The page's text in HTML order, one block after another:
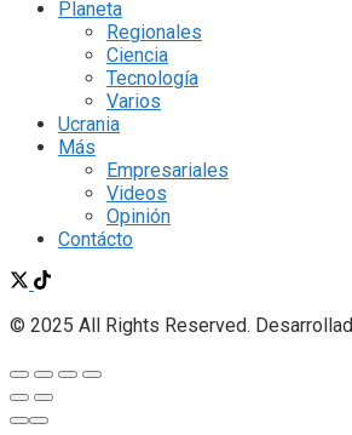
Planeta
Regionales
Ciencia
Tecnología
Varios
Ucrania
Más
Empresariales
Videos
Opinión
Contácto
© 2025 All Rights Reserved.